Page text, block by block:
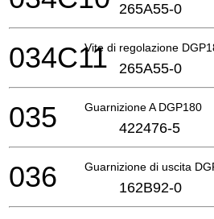
265A55-0
Vite di regolazione
034C11 265A55-0
Guarnizione A DGP180
035 422476-5
Guarnizione di uscita
036 162B92-0